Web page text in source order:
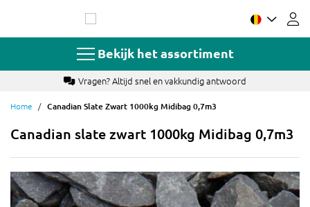
de
Bekijk het assortiment
Betaal met o.a. Bancontact, creditcard of
Home Canadian Slate Zwart 1000kg Midibag 0,7m3
Canadian slate zwart 1000kg Midibag 0,7m3